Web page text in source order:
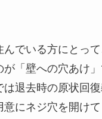
んでいる方にとっ
が「壁への穴あけ
は退去時の原状回
意にネジ穴を開け